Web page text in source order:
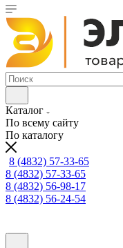
Каталог
По всему сайту
По каталогу
8 (4832) 57-33-65
8 (4832) 57-33-65
8 (4832) 56-98-17
8 (4832) 56-24-54